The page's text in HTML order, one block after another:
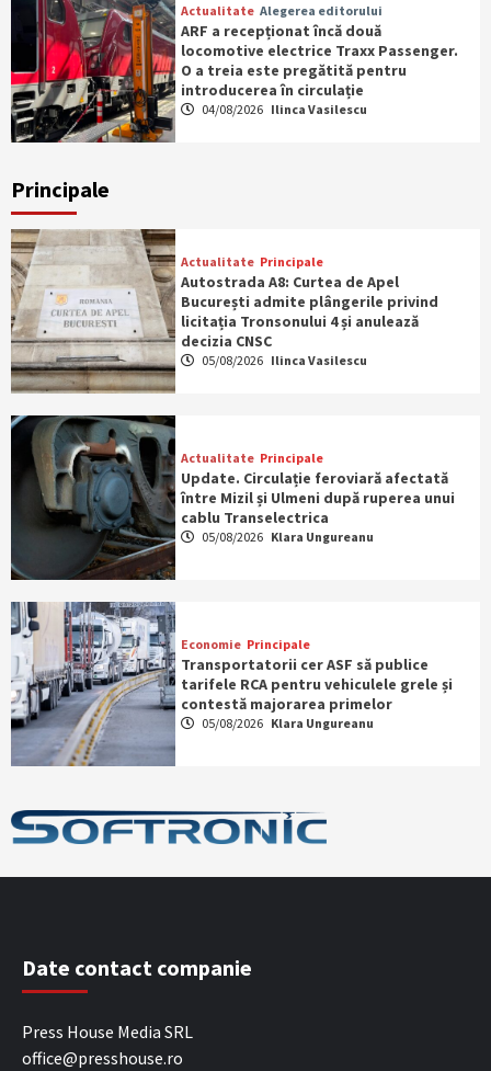
Actualitate Alegerea editorului
ARF a recepționat încă două
locomotive electrice Traxx Passenger.
O a treia este pregătită pentru
introducerea în circulație
04/08/2026 Ilinca Vasilescu
Principale
Actualitate Principale
Autostrada A8: Curtea de Apel
București admite plângerile privind
licitația Tronsonului 4 și anulează
decizia CNSC
05/08/2026 Ilinca Vasilescu
Actualitate Principale
Update. Circulație feroviară afectată
între Mizil și Ulmeni după ruperea unui
cablu Transelectrica
05/08/2026 Klara Ungureanu
Economie Principale
Transportatorii cer ASF să publice
tarifele RCA pentru vehiculele grele și
contestă majorarea primelor
05/08/2026 Klara Ungureanu
Date contact companie
Press House Media SRL
office@presshouse.ro